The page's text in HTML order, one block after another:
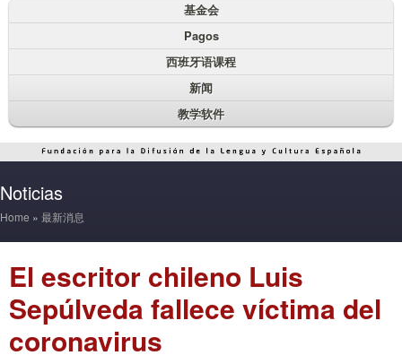
基金会
Pagos
西班牙语课程
新闻
教学软件
Noticias
Home » 最新消息
El escritor chileno Luis
Sepúlveda fallece víctima del
coronavirus